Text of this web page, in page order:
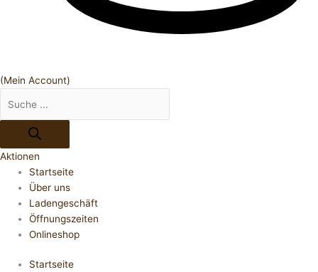
(Mein Account)
Aktionen
Startseite
Über uns
Ladengeschäft
Öffnungszeiten
Onlineshop
Startseite